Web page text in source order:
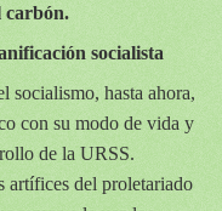
carbón.
socialista
socialismo, hasta ahora,
con su modo de vida y
de la URSS.
artífices del proletariado